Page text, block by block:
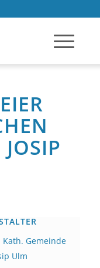
Kath. Gemeinde
Ulm